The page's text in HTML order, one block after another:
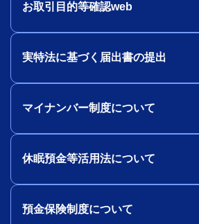
お取引目的等確認web
実特法に基づく届出書の提出
マイナンバー制度について
休眠預金等活用法について
預金保険制度について